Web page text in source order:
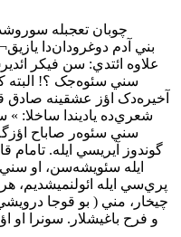
چوبان تعجبله
علاوه ائتدي: سن فيکر
سني سئوه‌جک ؟! البته
آخيره‌دک اؤز عشقينه صادق
شعري‌ده ياديندا ساخلا: »
سني سئوه‌ر صاباح
گوندوز آيريسي ايله. تامام
ايله سئويشه‌سن، او سني
پري‌سي ايله ائولنميشديم،
چيخار، مني ( بو قوجا
و فرح باغيشلار. سونرا او